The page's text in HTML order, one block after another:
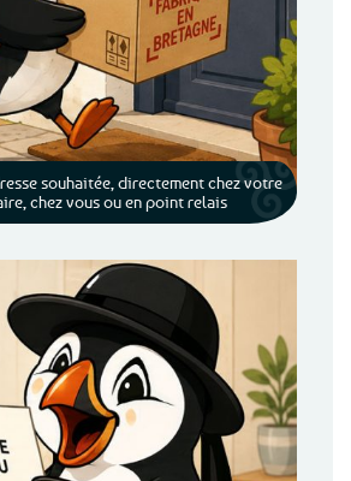
souhaitée, directement chez votre
chez vous ou en point relais